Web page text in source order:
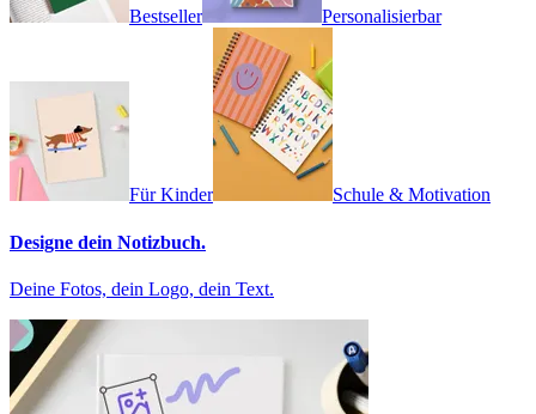
Bestseller Personalisierbar
Für Kinder Schule & Motivation
Designe dein Notizbuch.
Deine Fotos, dein Logo, dein Text.